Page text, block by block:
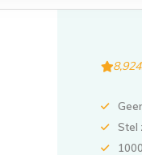
8,9
Stel